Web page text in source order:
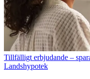
Tillfälligt erbjudande –
Landshypotek